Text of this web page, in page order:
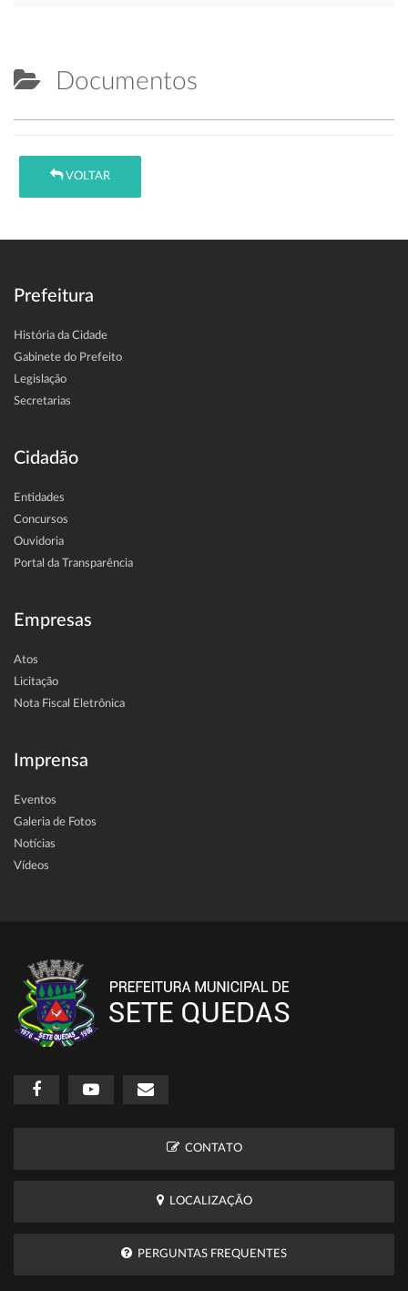
Documentos
VOLTAR
Prefeitura
História da Cidade
Gabinete do Prefeito
Legislação
Secretarias
Cidadão
Entidades
Concursos
Ouvidoria
Portal da Transparência
Empresas
Atos
Licitação
Nota Fiscal Eletrônica
Imprensa
Eventos
Galeria de Fotos
Notícias
Vídeos
CONTATO
LOCALIZAÇÃO
PERGUNTAS FREQUENTES